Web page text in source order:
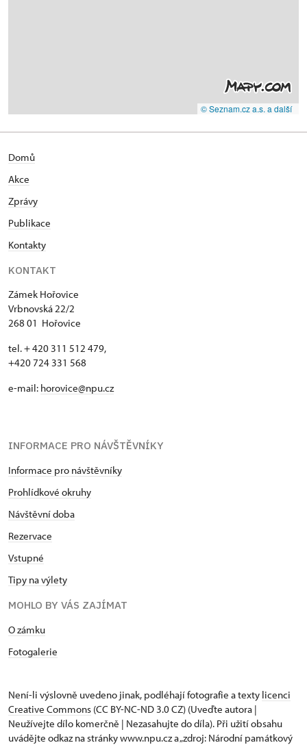
© Seznam.cz a.s. a další
Domů
Akce
Zprávy
Publikace
Kontakty
KONTAKT
Zámek Hořovice
Vrbnovská 22/2
268 01 Hořovice
tel. + 420 311 512 479,
+420 724 331 568
e-mail: horovice@npu.cz
INFORMACE PRO NÁVŠTĚVNÍKY
Informace pro návštěvníky
Prohlídkové okruhy
Návštěvní doba
Rezervace
Vstupné
Tipy na výlety
MOHLO BY VÁS ZAJÍMAT
O zámku
Fotogalerie
Není-li výslovně uvedeno jinak, podléhají fotografie a texty licenci
Creative Commons (CC BY-NC-ND 3.0 CZ) (Uveďte autora |
Neužívejte dílo komerčně | Nezasahujte do díla). Při užití obsahu
uvádějte odkaz na stránky www.npu.cz a „zdroj: Národní památkový